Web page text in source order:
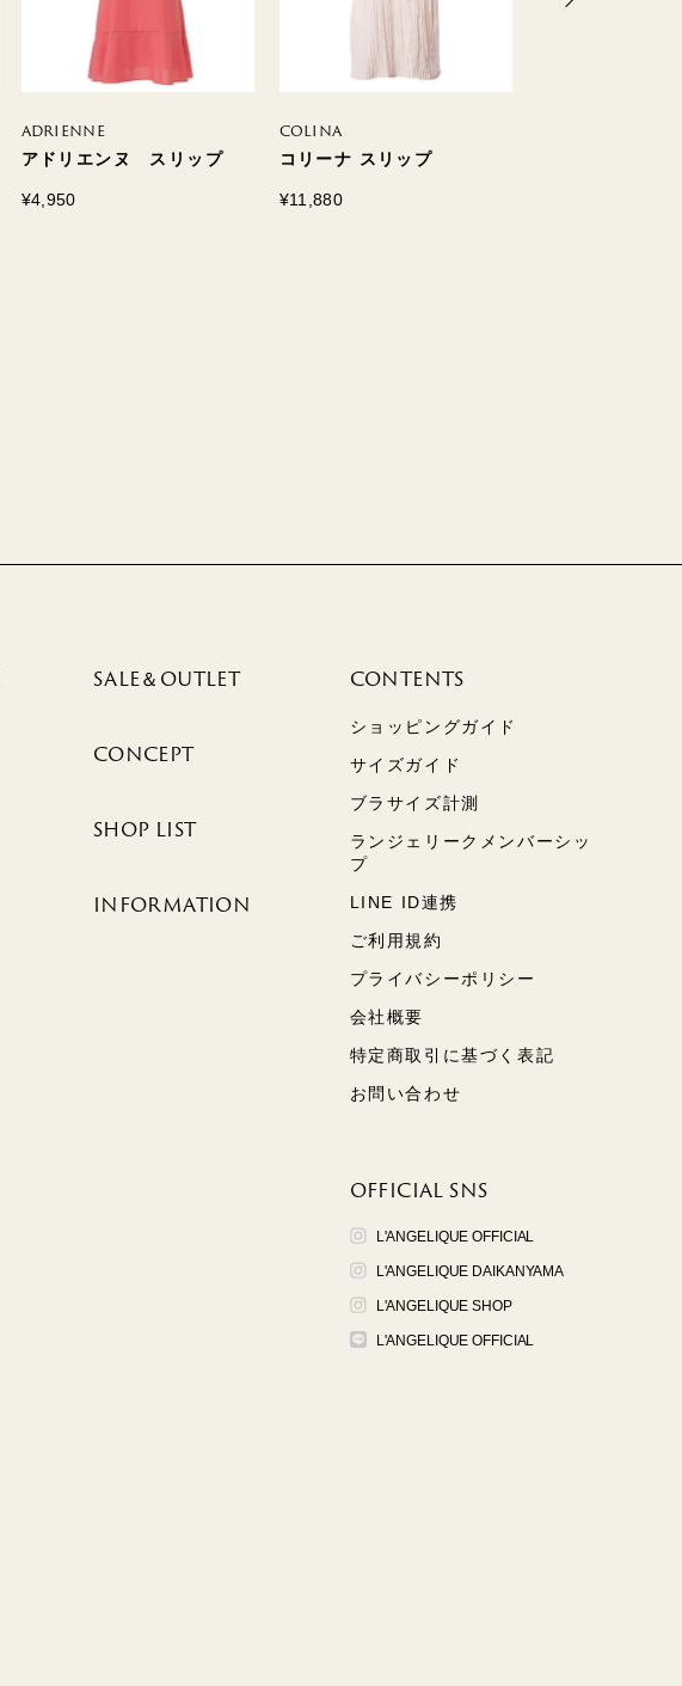
ADRIENNE
アドリエンヌ スリップ
¥4,950
COLINA
コリーナ スリップ
¥11,880
SALE＆OUTLET
CONCEPT
SHOP LIST
INFORMATION
CONTENTS
ショッピングガイド
サイズガイド
ブラサイズ計測
ランジェリークメンバーシッ
プ
LINE ID連携
ご利用規約
プライバシーポリシー
会社概要
特定商取引に基づく表記
お問い合わせ
OFFICIAL SNS
L'ANGELIQUE OFFICIAL
L'ANGELIQUE DAIKANYAMA
L'ANGELIQUE SHOP
L'ANGELIQUE OFFICIAL